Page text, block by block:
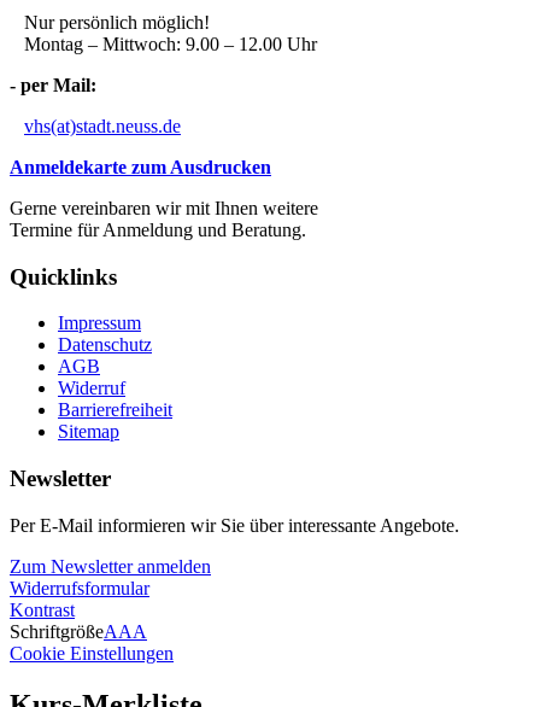
Nur persönlich möglich!
Montag – Mittwoch: 9.00 – 12.00 Uhr
- per Mail:
vhs(at)stadt.neuss.de
Anmeldekarte zum Ausdrucken
Gerne vereinbaren wir mit Ihnen weitere
Termine für Anmeldung und Beratung.
Quicklinks
Impressum
Datenschutz
AGB
Widerruf
Barrierefreiheit
Sitemap
Newsletter
Per E-Mail informieren wir Sie über interessante Angebote.
Zum Newsletter anmelden
Widerrufsformular
Kontrast
SchriftgrößeAAA
Cookie Einstellungen